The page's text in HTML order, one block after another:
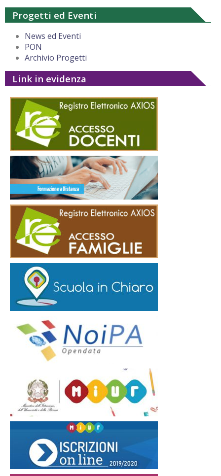
Progetti ed Eventi
News ed Eventi
PON
Archivio Progetti
Link in evidenza